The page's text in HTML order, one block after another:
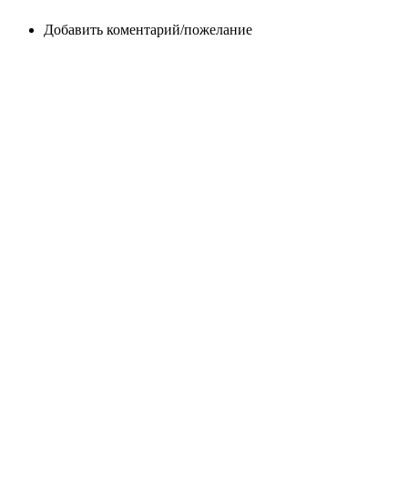
Добавить коментарий/пожелание